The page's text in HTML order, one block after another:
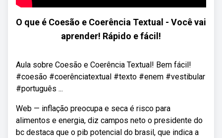
O que é Coesão e Coerência Textual - Você vai
aprender! Rápido e fácil!
Aula sobre Coesão e Coerência Textual! Bem fácil!
#coesão #coerênciatextual #texto #enem #vestibular
#português ...
Web — inflação preocupa e seca é risco para
alimentos e energia, diz campos neto o presidente do
bc destaca que o pib potencial do brasil, que indica a